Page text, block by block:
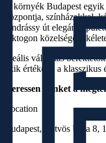
A környék Budapest
központja, színházakkal,
Andrássy út elegáns
Oktogon közelsége
Ideális választás
akik értékelik a klasszikus
Keressen minket a
Location
Budapest, Eötvös Utca 8,